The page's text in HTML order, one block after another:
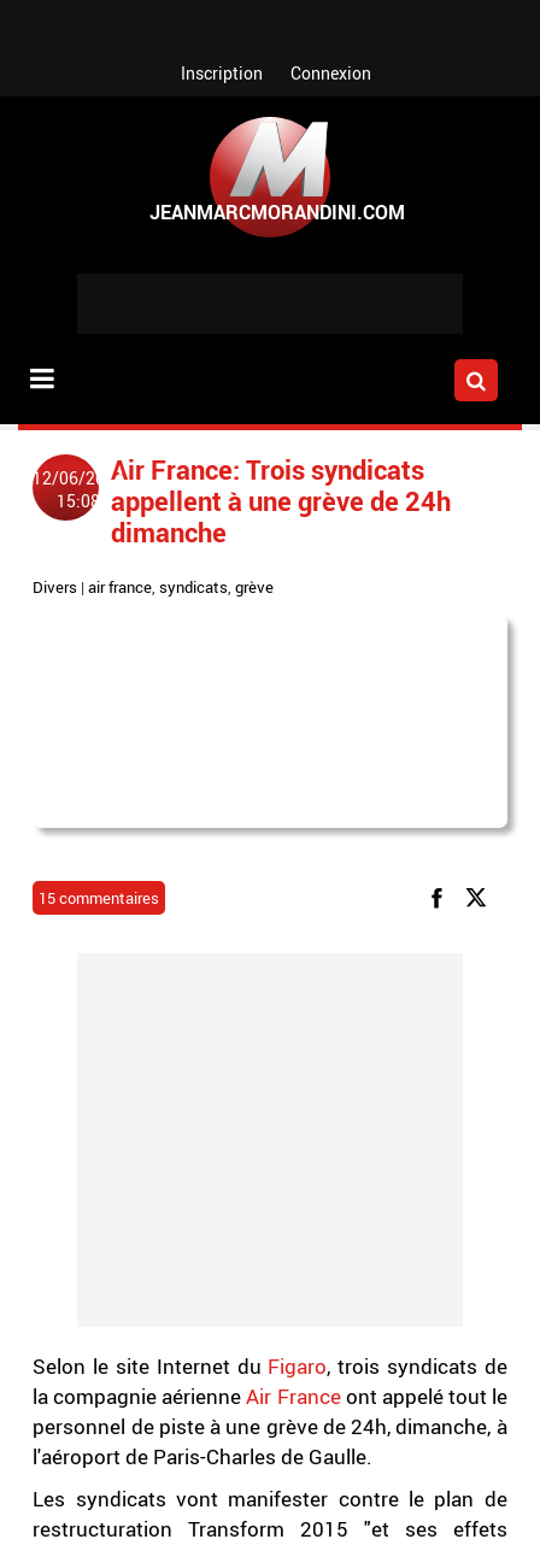
Inscription Connexion
12/06/2014
15:08
Air France: Trois syndicats
appellent à une grève de 24h
dimanche
Divers |air france,syndicats,grève
15 commentaires
Selon le site Internet du Figaro, trois syndicats de
la compagnie aérienneAir Franceont appelé tout le
personnel de piste à une grève de 24h, dimanche, à
l'aéroport de Paris-Charles de Gaulle.
Les syndicats vont manifester contre le plan de
restructuration Transform 2015 "et ses effets